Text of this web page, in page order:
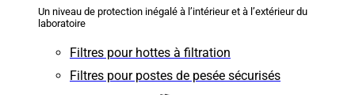
Un niveau de protection inégalé à l’intérieur et à l’extérieur du
laboratoire
Filtres pour hottes à filtration
Filtres pour postes de pesée sécurisés